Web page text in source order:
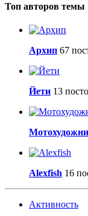
Топ авторов темы
Архип 67
Йети 13
Alexfish 16
Активность